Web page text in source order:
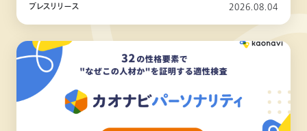
プレスリリース 2026.08.04